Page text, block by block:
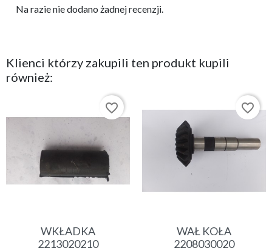
Na razie nie dodano żadnej recenzji.
Klienci którzy zakupili ten produkt kupili
również:
WKŁADKA
2213020210
favorite_border
WAŁ KOŁA
2208030020
favorite_border